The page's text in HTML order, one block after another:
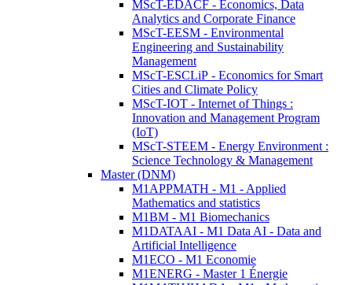
MScT-EDACF - Economics, Data
Analytics and Corporate Finance
MScT-EESM - Environmental
Engineering and Sustainability
Management
MScT-ESCLiP - Economics for Smart
Cities and Climate Policy
MScT-IOT - Internet of Things :
Innovation and Management Program
(IoT)
MScT-STEEM - Energy Environment :
Science Technology & Management
Master (DNM)
M1APPMATH - M1 - Applied
Mathematics and statistics
M1BM - M1 Biomechanics
M1DATAAI - M1 Data AI - Data and
Artificial Intelligence
M1ECO - M1 Economie
M1ENERG - Master 1 Énergie